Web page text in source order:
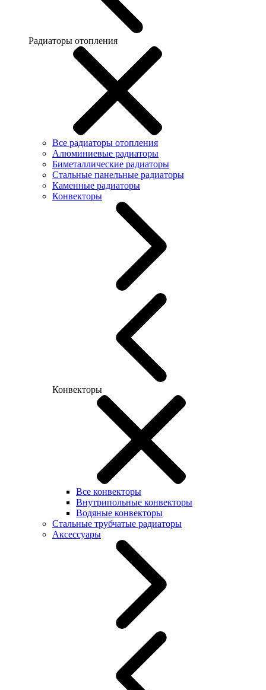
Радиаторы отопления
Все радиаторы отопления
Алюминиевые радиаторы
Биметаллические радиаторы
Стальные панельные радиаторы
Каменные радиаторы
Конвекторы
Конвекторы
Все конвекторы
Внутрипольные конвекторы
Водяные конвекторы
Стальные трубчатые радиаторы
Аксессуары